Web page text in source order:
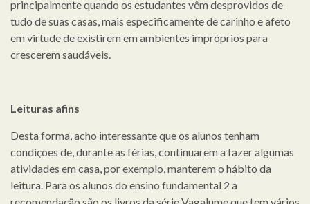
principalmente quando os estudantes vêm desprovidos de
tudo de suas casas, mais especificamente de carinho e afeto
em virtude de existirem em ambientes impróprios para
crescerem saudáveis.
Leituras afins
Desta forma, acho interessante que os alunos tenham
condições de, durante as férias, continuarem a fazer algumas
atividades em casa, por exemplo, manterem o hábito da
leitura. Para os alunos do ensino fundamental 2 a
recomendação são os livros da série Vagalume que tem vários